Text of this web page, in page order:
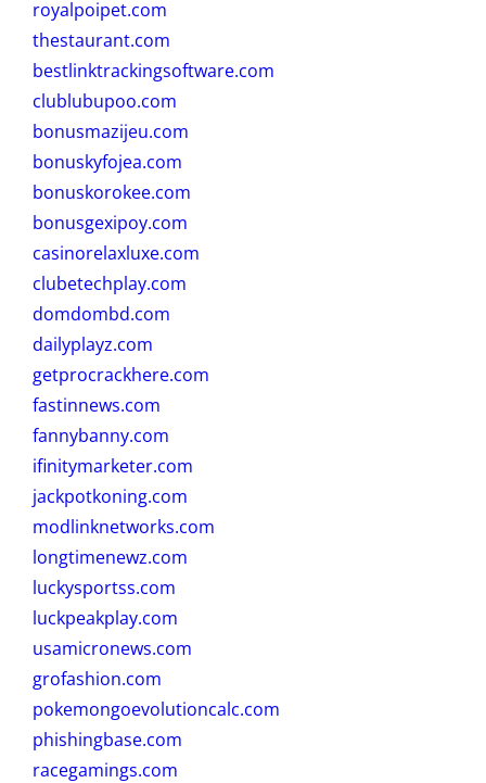
royalpoipet.com
thestaurant.com
bestlinktrackingsoftware.com
clublubupoo.com
bonusmazijeu.com
bonuskyfojea.com
bonuskorokee.com
bonusgexipoy.com
casinorelaxluxe.com
clubetechplay.com
domdombd.com
dailyplayz.com
getprocrackhere.com
fastinnews.com
fannybanny.com
ifinitymarketer.com
jackpotkoning.com
modlinknetworks.com
longtimenewz.com
luckysportss.com
luckpeakplay.com
usamicronews.com
grofashion.com
pokemongoevolutioncalc.com
phishingbase.com
racegamings.com